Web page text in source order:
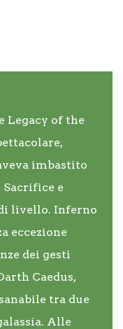
Legacy of the
imbastito
Sacrifice e
livello. Inferno
eccezione
dei gesti
Caedus,
tra due
Alle